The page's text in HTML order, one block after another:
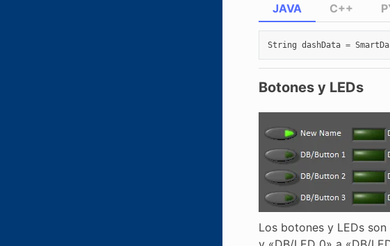
JAVA
String dashData =
C++
Botones y LEDs
Los botones y LEDs